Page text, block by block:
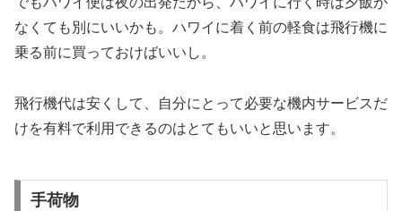
なくても別にいいかも。ハワイに着く前の軽食は飛行機に
乗る前に買っておけばいいし。
飛行機代は安くして、自分にとって必要な機内サービスだ
けを有料で利用できるのはとてもいいと思います。
手荷物